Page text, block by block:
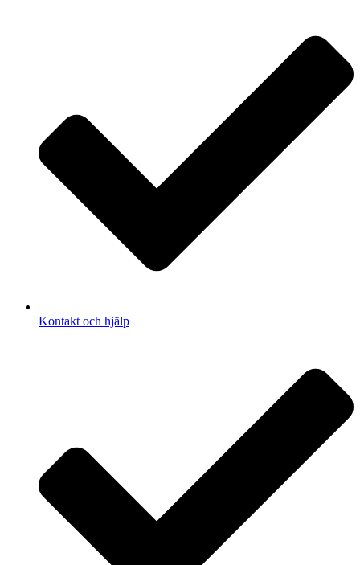
Kontakt och hjälp